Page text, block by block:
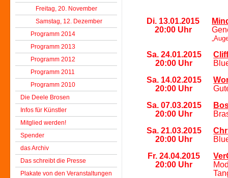
Freitag, 20. November
Samstag, 12. Dezember
Programm 2014
Programm 2013
Programm 2012
Programm 2011
Programm 2010
Die Deele Brosen
Infos für Künstler
Mitglied werden!
Spender
das Archiv
Das schreibt die Presse
Plakate von den Veranstaltungen
Di. 13.01.2015
20:00Uhr
Sa. 24.01.2015
20:00 Uhr
Sa. 14.02.2015
20:00 Uhr
Sa. 07.03.2015
20:00 Uhr
Sa. 21.03.2015
20:00 Uhr
Fr. 24.04.2015
20:00 Uhr